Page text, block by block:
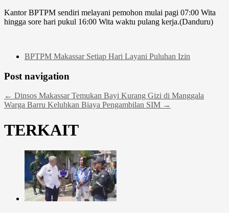
Kantor BPTPM sendiri melayani pemohon mulai pagi 07:00 Wita
hingga sore hari pukul 16:00 Wita waktu pulang kerja.(Danduru)
BPTPM Makassar Setiap Hari Layani Puluhan Izin
Post navigation
← Dinsos Makassar Temukan Bayi Kurang Gizi di Manggala
Warga Barru Keluhkan Biaya Pengambilan SIM →
TERKAIT